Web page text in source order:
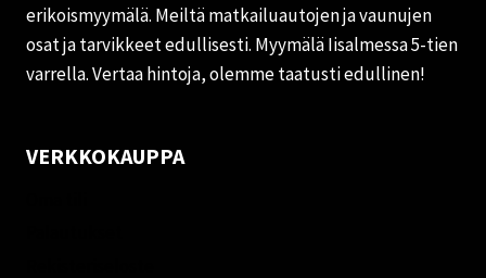
erikoismyymälä. Meiltä matkailuautojen ja vaunujen
osat ja tarvikkeet edullisesti. Myymälä Iisalmessa 5-tien
varrella. Vertaa hintoja, olemme taatusti edullinen!
VERKKOKAUPPA